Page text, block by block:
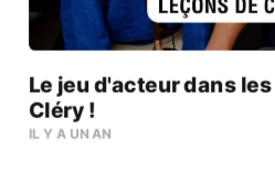
Le jeu d'acteur dans
Cléry !
IL Y A UN AN